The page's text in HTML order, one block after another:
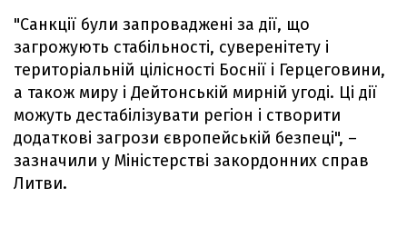
"Санкції були запроваджені за дії, що
загрожують стабільності, суверенітету і
територіальній цілісності Боснії і Герцеговини,
а також миру і Дейтонській мирній угоді. Ці дії
можуть дестабілізувати регіон і створити
додаткові загрози європейській безпеці", –
зазначили у Міністерстві закордонних справ
Литви.